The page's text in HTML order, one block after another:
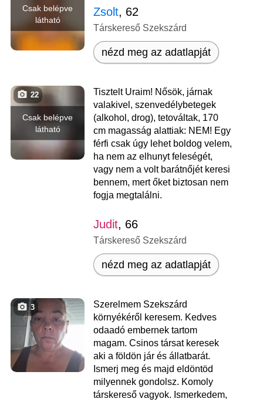
Csak belépve
látható
Zsolt, 62
Társkereső Szekszárd
nézd meg az adatlapját
Csak belépve
látható
22
Tisztelt Uraim! Nősök, járnak
valakivel, szenvedélybetegek
(alkohol, drog), tetováltak, 170
cm magasság alattiak: NEM! Egy
férfi csak úgy lehet boldog velem,
ha nem az elhunyt feleségét,
vagy nem a volt barátnőjét keresi
bennem, mert őket biztosan nem
fogja megtalálni.
Judit, 66
Társkereső Szekszárd
nézd meg az adatlapját
3
Szerelmem Szekszárd
környékéről keresem. Kedves
odaadó embernek tartom
magam. Csinos társat keresek
aki a földön jár és állatbarát.
Ismerj meg és majd eldöntöd
milyennek gondolsz. Komoly
társkereső vagyok. Ismerkedem,